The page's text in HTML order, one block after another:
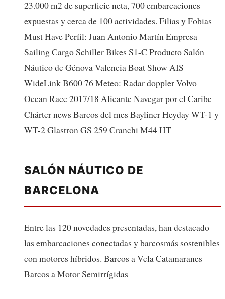
23.000 m2 de superficie neta, 700 embarcaciones
expuestas y cerca de 100 actividades. Filias y Fobias
Must Have Perfil: Juan Antonio Martín Empresa
Sailing Cargo Schiller Bikes S1-C Producto Salón
Náutico de Génova Valencia Boat Show AIS
WideLink B600 76 Meteo: Radar doppler Volvo
Ocean Race 2017/18 Alicante Navegar por el Caribe
Chárter news Barcos del mes Bayliner Heyday WT-1 y
WT-2 Glastron GS 259 Cranchi M44 HT
SALÓN NÁUTICO DE
BARCELONA
Entre las 120 novedades presentadas, han destacado
las embarcaciones conectadas y barcosmás sostenibles
con motores híbridos. Barcos a Vela Catamaranes
Barcos a Motor Semirrígidas